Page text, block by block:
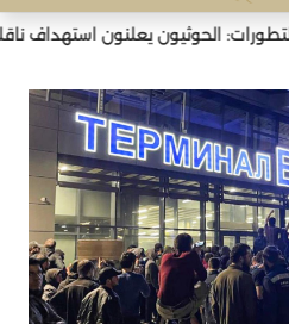
الحوثيون يعلنون استهداف